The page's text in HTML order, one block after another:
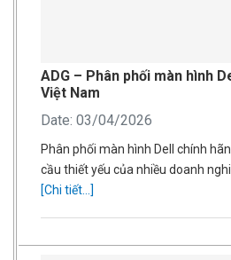
ADG – Phân phối màn hình
Việt Nam
Date: 03/04/2026
Phân phối màn hình Dell chính
cầu thiết yếu của nhiều doanh
[Chi tiết...]